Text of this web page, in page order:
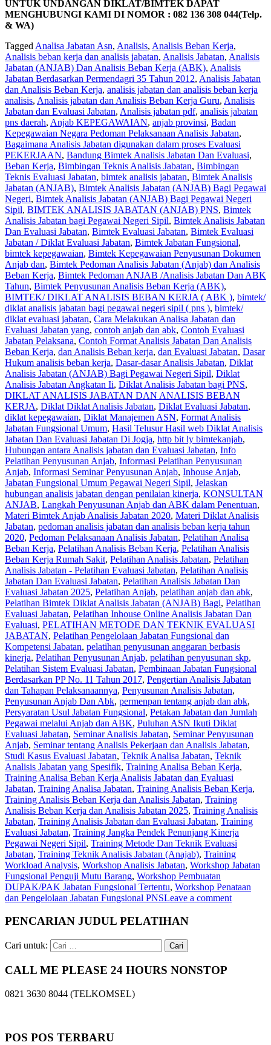
UNTUK UNDANGAN DIKLAT/BIMTEK DAPAT
MENGHUBUNGI KAMI DI NOMOR : 082 136 308 044(Telp.
& WA)
Tagged Analisa Jabatan Asn, Analisis, Analisis Beban Kerja,
Analisis beban kerja dan analisis jabatan, Analisis Jabatan, Analisis
Jabatan (ANJAB) Dan Analisis Beban Kerja (ABK), Analisis
Jabatan Berdasarkan Permendagri 35 Tahun 2012, Analisis Jabatan
dan Analisis Beban Kerja, analisis jabatan dan analisis beban kerja
analisis, Analisis jabatan dan Analisis Beban Kerja Guru, Analisis
Jabatan dan Evaluasi Jabatan, Analisis jabatan pdf, analisis jabatan
pns daerah, Anjab KEPEGAWAIAN, anjab provinsi, Badan
Kepegawaian Negara Pedoman Pelaksanaan Analisis Jabatan,
Bagaimana Analisis Jabatan digunakan dalam proses Evaluasi
PEKERJAAN, Bandung Bimtek Analisis Jabatan Dan Evaluasi,
Beban Kerja, Bimbingan Teknis Analisis Jabatan, Bimbingan
Teknis Evaluasi Jabatan, bimtek analisis jabatan, Bimtek Analisis
Jabatan (ANJAB), Bimtek Analisis Jabatan (ANJAB) Bagi Pegawai
Negeri, Bimtek Analisis Jabatan (ANJAB) Bagi Pegawai Negeri
Sipil, BIMTEK ANALISIS JABATAN (ANJAB) PNS, Bimtek
Analisis Jabatan bagi Pegawai Negeri Sipil, Bimtek Analisis Jabatan
Dan Evaluasi Jabatan, Bimtek Evaluasi Jabatan, Bimtek Evaluasi
Jabatan / Diklat Evaluasi Jabatan, Bimtek Jabatan Fungsional,
bimtek kepegawaian, Bimtek Kepegawaian Penyusunan Dokumen
Anjab dan, Bimtek Pedoman Analisis Jabatan (Anjab) dan Analisis
Beban Kerja, Bimtek Pedoman ANJAB /Analisis Jabatan Dan ABK
Tahun, Bimtek Penyusunan Analisis Beban Kerja (ABK),
BIMTEK/ DIKLAT ANALISIS BEBAN KERJA ( ABK ), bimtek/
diklat analisis jabatan bagi pegawai negeri sipil ( pns ), bimtek/
diklat evaluasi jabatan, Cara Melakukan Analisa Jabatan dan
Evaluasi Jabatan yang, contoh anjab dan abk, Contoh Evaluasi
Jabatan Pelaksana, Contoh Format Analisis Jabatan Dan Analisis
Beban Kerja, dan Analisis Beban kerja, dan Evaluasi Jabatan, Dasar
Hukum analisis beban kerja, Dasar-dasar Analisis Jabatan, Diklat
Analisis Jabatan (ANJAB) Bagi Pegawai Negeri Sipil, Diklat
Analisis Jabatan Angkatan Ii, Diklat Analisis Jabatan bagi PNS,
DIKLAT ANALISIS JABATAN DAN ANALISIS BEBAN
KERJA, Diklat Diklat Analisis Jabatan, Diklat Evaluasi Jabatan,
diklat kepegawaian, Diklat Manajemen ASN, Format Analisis
Jabatan Fungsional Umum, Hasil Telusur Hasil web Diklat Analisis
Jabatan Dan Evaluasi Jabatan Di Jogja, http bit ly bimtekanjab,
Hubungan antara Analisis jabatan dan Evaluasi Jabatan, Info
Pelatihan Penyusunan Anjab, Informasi Pelatihan Penyusunan
Anjab, Informasi Seminar Penyusunan Anjab, Inhouse Anjab,
Jabatan Fungsional Umum Pegawai Negeri Sipil, Jelaskan
hubungan analisis jabatan dengan penilaian kinerja, KONSULTAN
ANJAB, Langkah Penyusunan Anjab dan ABK dalam Penentuan,
Materi Bimtek Anjab Analisis Jabatan 2020, Materi Diklat Analisis
Jabatan, pedoman analisis jabatan dan analisis beban kerja tahun
2020, Pedoman Pelaksanaan Analisis Jabatan, Pelatihan Analisa
Beban Kerja, Pelatihan Analisis Beban Kerja, Pelatihan Analisis
Beban Kerja Rumah Sakit, Pelatihan Analisis Jabatan, Pelatihan
Analisis Jabatan - Pelatihan Evaluasi Jabatan, Pelatihan Analisis
Jabatan Dan Evaluasi Jabatan, Pelatihan Analisis Jabatan Dan
Evaluasi Jabatan 2025, Pelatihan Anjab, pelatihan anjab dan abk,
Pelatihan Bimtek Diklat Analisis Jabatan (ANJAB) Bagi, Pelatihan
Evaluasi Jabatan, Pelatihan Inhouse Online Analisis Jabatan Dan
Evaluasi, PELATIHAN METODE DAN TEKNIK EVALUASI
JABATAN, Pelatihan Pengelolaan Jabatan Fungsional dan
Kompetensi Jabatan, pelatihan penyusunan anggaran berbasis
kinerja, Pelatihan Penyusunan Anjab, pelatihan penyusunan skp,
Pelatihan Sistem Evaluasi Jabatan, Pembinaan Jabatan Fungsional
Berdasarkan PP No. 11 Tahun 2017, Pengertian Analisis Jabatan
dan Tahapan Pelaksanaannya, Penyusunan Analisis Jabatan,
Penyusunan Anjab Dan Abk, permenpan tentang anjab dan abk,
Persyaratan Usul Jabatan Fungsional, Petakan Jabatan dan Jumlah
Pegawai melalui Anjab dan ABK, Puluhan ASN Ikuti Diklat
Evaluasi Jabatan, Seminar Analisis Jabatan, Seminar Penyusunan
Anjab, Seminar tentang Analisis Pekerjaan dan Analisis Jabatan,
Studi Kasus Evaluasi Jabatan, Teknik Analisa Jabatan, Teknik
Analisis Jabatan yang Spesifik, Training Analisa Beban Kerja,
Training Analisa Beban Kerja Analisis Jabatan dan Evaluasi
Jabatan, Training Analisa Jabatan, Training Analisis Beban Kerja,
Training Analisis Beban Kerja dan Analisis Jabatan, Training
Analisis Beban Kerja dan Analisis Jabatan 2025, Training Analisis
Jabatan, Training Analisis Jabatan dan Evaluasi Jabatan, Training
Evaluasi Jabatan, Training Jangka Pendek Penunjang Kinerja
Pegawai Negeri Sipil, Training Metode Dan Teknik Evaluasi
Jabatan, Training Teknik Analisis Jabatan (Anajab), Training
Workload Analysis, Workshop Analisis Jabatan, Workshop Jabatan
Fungsional Penguji Mutu Barang, Workshop Pembuatan
DUPAK/PAK Jabatan Fungsional Tertentu, Workshop Penataan
dan Pengelolaan Jabatan Fungsional PNSLeave a comment
PENCARIAN JUDUL PELATIHAN
Cari untuk:
CALL ME PLEASE 24 HOURS NONSTOP
0821 3630 8044 (TELKOMSEL)
POS POS TERBARU